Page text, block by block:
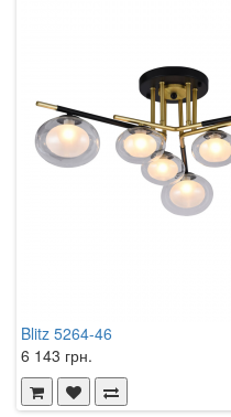
Blitz 5264-46
6 143 грн.